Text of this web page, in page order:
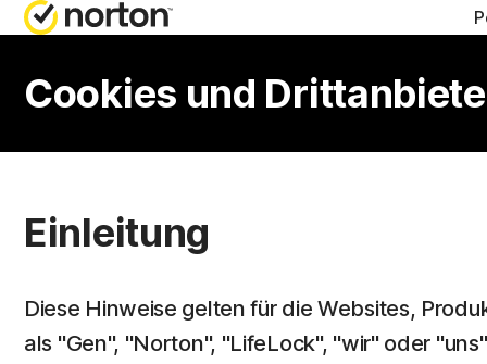
HILFE
Cookies und
Einleitung
Diese Hinweise gelten für die Websites,
als "Gen", "Norton", "LifeLock", "wir" oder